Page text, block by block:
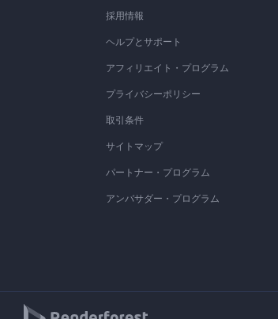
採用情報
ヘルプとサポート
アフィリエイト・プログラム
プライバシーポリシー
取引条件
サイトマップ
パートナー・プログラム
アンバサダー・プログラム